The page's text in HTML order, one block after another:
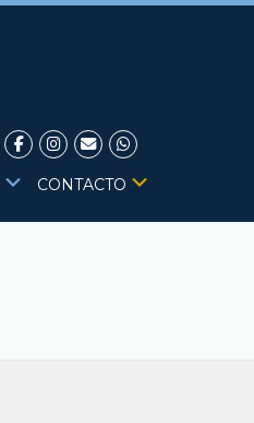
CONTACTO